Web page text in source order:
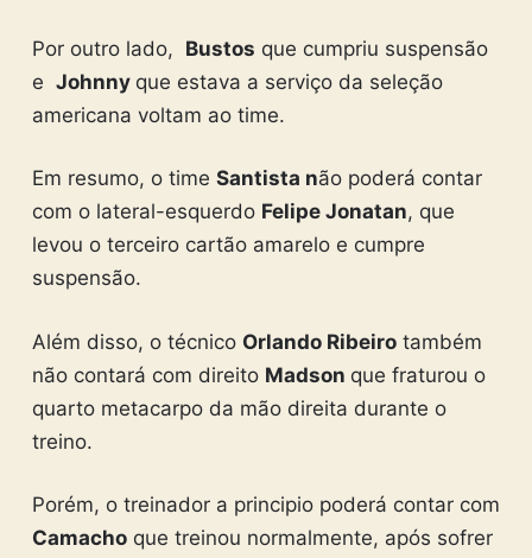
Por outro lado, Bustos que cumpriu suspensão
e Johnny que estava a serviço da seleção
americana voltam ao time.
Em resumo, o time Santista não poderá contar
com o lateral-esquerdo Felipe Jonatan, que
levou o terceiro cartão amarelo e cumpre
suspensão.
Além disso, o técnico Orlando Ribeirotambém
não contará com direito Madson que fraturou o
quarto metacarpo da mão direita durante o
treino.
Porém, o treinador a principio poderá contar com
Camachoque treinou normalmente, após sofrer